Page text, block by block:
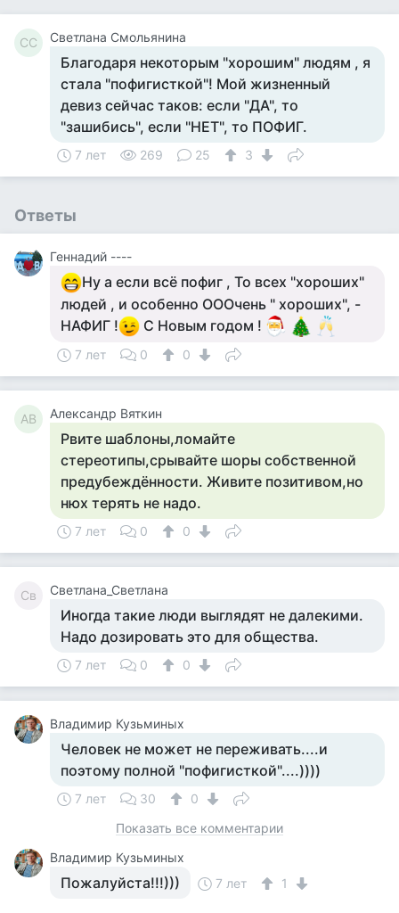
СС Светлана Смольянина
Благодаря некоторым "xорошим" людям , я
стала "пофигисткой"! Мой жизненный
девиз сейчас таков: если "ДА", то
"зaшибись", если "НЕТ", то ПОФИГ.
7 лет 269 25 3
Ответы
Геннадий ----
Ну а если всё пофиг , То всех "хороших"
людей , и особенно ОООчень " хороших", -
НАФИГ !
С Новым годом !
7 лет 0 0
АВ Александр Вяткин
Рвите шаблоны,ломайте
стереотипы,срывайте шоры собственной
предубеждённости. Живите позитивом,но
нюх терять не надо.
7 лет 0 0
Св Светлана_Светлана
Иногда такие люди выглядят не далекими.
Надо дозировать это для общества.
7 лет 0 0
Владимир Кузьминых
Человек не может не переживать....и
поэтому полной "пофигисткой"....))))
7 лет 30
0
Показать все комментарии
Владимир Кузьминых
Пожалуйста!!!))) 7 лет 1